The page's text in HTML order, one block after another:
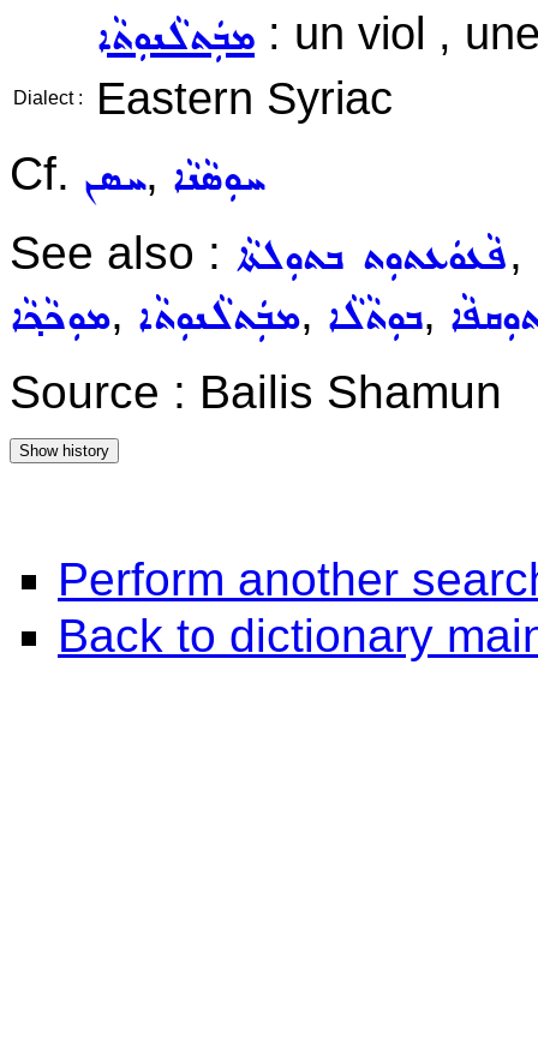
ܡܒܲܬܠܵܢܘܼܬܵܐ : un viol ,
Dialect :
Eastern Syriac
Cf. ܚܣܢ, ܚܘܼܣܵܢܵܐ
See also : ܦܵܥܘܿܥܬܘܼܬ ܒܬܘܼܠܬܵܐ,
ܡܘܼܟܵܟ݂ܵܐ, ܡܒܲܬܠܵܢܘܼܬܵܐ, ܒܘܼܬܵܠܵܐ,
Source : Bailis Shamun
Perform another
Back to dictionary